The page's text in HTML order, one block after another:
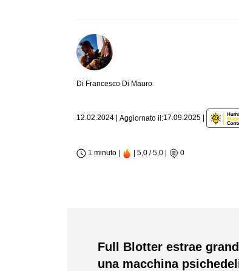
Di Francesco Di Mauro
12.02.2024 Aggiornato il:17.09.2025
1 minuto | | 5,0 / 5,0 | 0
Full Blotter estrae
una macchina